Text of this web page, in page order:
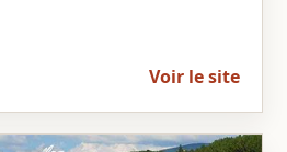
Voir le site